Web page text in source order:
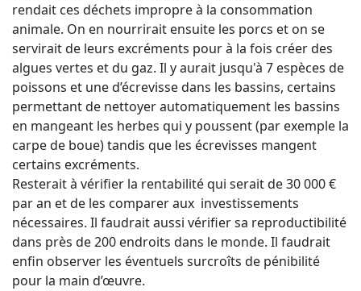
rendait ces déchets impropre à la consommation
animale. On en nourrirait ensuite les porcs et on se
servirait de leurs excréments pour à la fois créer des
algues vertes et du gaz. Il y aurait jusqu'à 7 espèces de
poissons et une d’écrevisse dans les bassins, certains
permettant de nettoyer automatiquement les bassins
en mangeant les herbes qui y poussent (par exemple la
carpe de boue) tandis que les écrevisses mangent
certains excréments.
Resterait à vérifier la rentabilité qui serait de 30 000 €
par an et de les comparer aux investissements
nécessaires. Il faudrait aussi vérifier sa reproductibilité
dans près de 200 endroits dans le monde. Il faudrait
enfin observer les éventuels surcroîts de pénibilité
pour la main d’œuvre.